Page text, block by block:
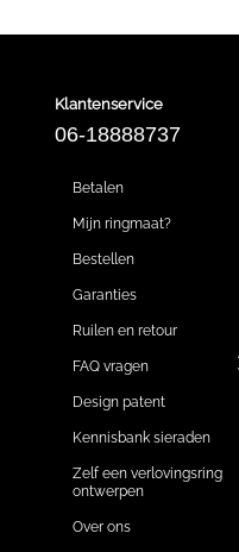
Klantenservice
06-18888737
Betalen
Mijn ringmaat?
Bestellen
Garanties
Ruilen en retour
FAQ vragen
Design patent
Kennisbank sieraden
Zelf een verlovingsring
ontwerpen
Over ons